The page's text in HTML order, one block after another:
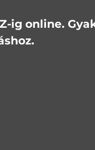
ig online.